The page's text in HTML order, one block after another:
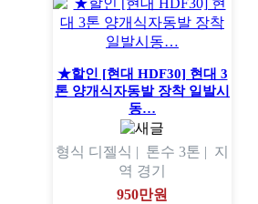
★할인 [현대 HDF30] 현대 3
톤 양개식자동발 장착 일발시
동…
형식 디젤식 | 톤수 3톤 | 지
역 경기
950만원